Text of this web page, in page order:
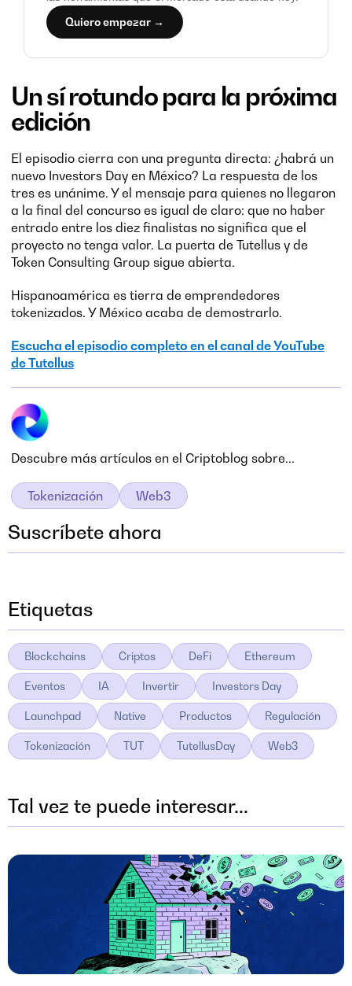
Quiero empezar →
Un sí rotundo para la próxima
edición
El episodio cierra con una pregunta directa: ¿habrá un
nuevo Investors Day en México? La respuesta de los
tres es unánime. Y el mensaje para quienes no llegaron
a la final del concurso es igual de claro: que no haber
entrado entre los diez finalistas no significa que el
proyecto no tenga valor. La puerta de Tutellus y de
Token Consulting Group sigue abierta.
Hispanoamérica es tierra de emprendedores
tokenizados. Y México acaba de demostrarlo.
Escucha el episodio completo en el canal de YouTube
de Tutellus
Descubre más artículos en el Criptoblog sobre...
Tokenización Web3
Suscríbete ahora
Etiquetas
Blockchains Criptos DeFi Ethereum
Eventos IA Invertir Investors Day
Launchpad Native Productos Regulación
Tokenización TUT TutellusDay Web3
Tal vez te puede interesar...